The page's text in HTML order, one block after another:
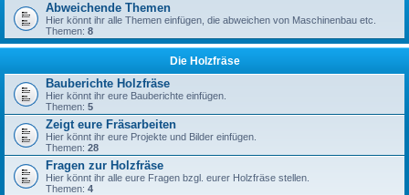
Abweichende Themen
Hier könnt ihr alle Themen einfügen, die abweichen von Maschinenbau etc.
Themen: 8
Die Holzfräse
Bauberichte Holzfräse
Hier könnt ihr eure Bauberichte einfügen.
Themen: 5
Zeigt eure Fräsarbeiten
Hier könnt ihr eure Projekte und Bilder einfügen.
Themen: 28
Fragen zur Holzfräse
Hier könnt ihr alle eure Fragen bzgl. eurer Holzfräse stellen.
Themen: 4